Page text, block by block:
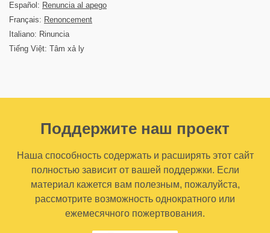
Español: Renuncia al apego
Français: Renoncement
Italiano: Rinuncia
Tiếng Việt: Tâm xả ly
Поддержите наш проект
Наша способность содержать и расширять этот сайт
полностью зависит от вашей поддержки. Если
материал кажется вам полезным, пожалуйста,
рассмотрите возможность однократного или
ежемесячного пожертвования.